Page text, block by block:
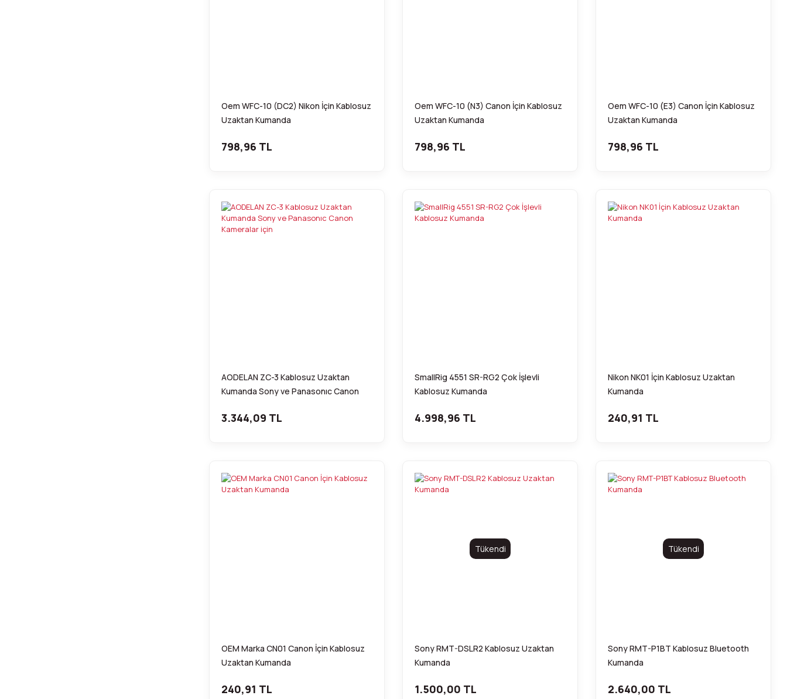
Oem WFC-10 (DC2) Nikon İçin Kablosuz
Uzaktan Kumanda
798,96 TL
Oem WFC-10 (N3) Canon İçin Kablosuz
Uzaktan Kumanda
798,96 TL
Oem WFC-10 (E3) Canon İçin Kablosuz
Uzaktan Kumanda
798,96 TL
AODELAN ZC-3 Kablosuz Uzaktan
Kumanda Sony ve Panasonıc Canon
3.344,09 TL
SmallRig 4551 SR-RG2 Çok İşlevli
Kablosuz Kumanda
4.998,96 TL
Nikon NK01 İçin Kablosuz Uzaktan
Kumanda
240,91 TL
OEM Marka CN01 Canon İçin Kablosuz
Uzaktan Kumanda
240,91 TL
Tükendi
Sony RMT-DSLR2 Kablosuz Uzaktan
Kumanda
1.500,00 TL
Tükendi
Sony RMT-P1BT Kablosuz Bluetooth
Kumanda
2.640,00 TL